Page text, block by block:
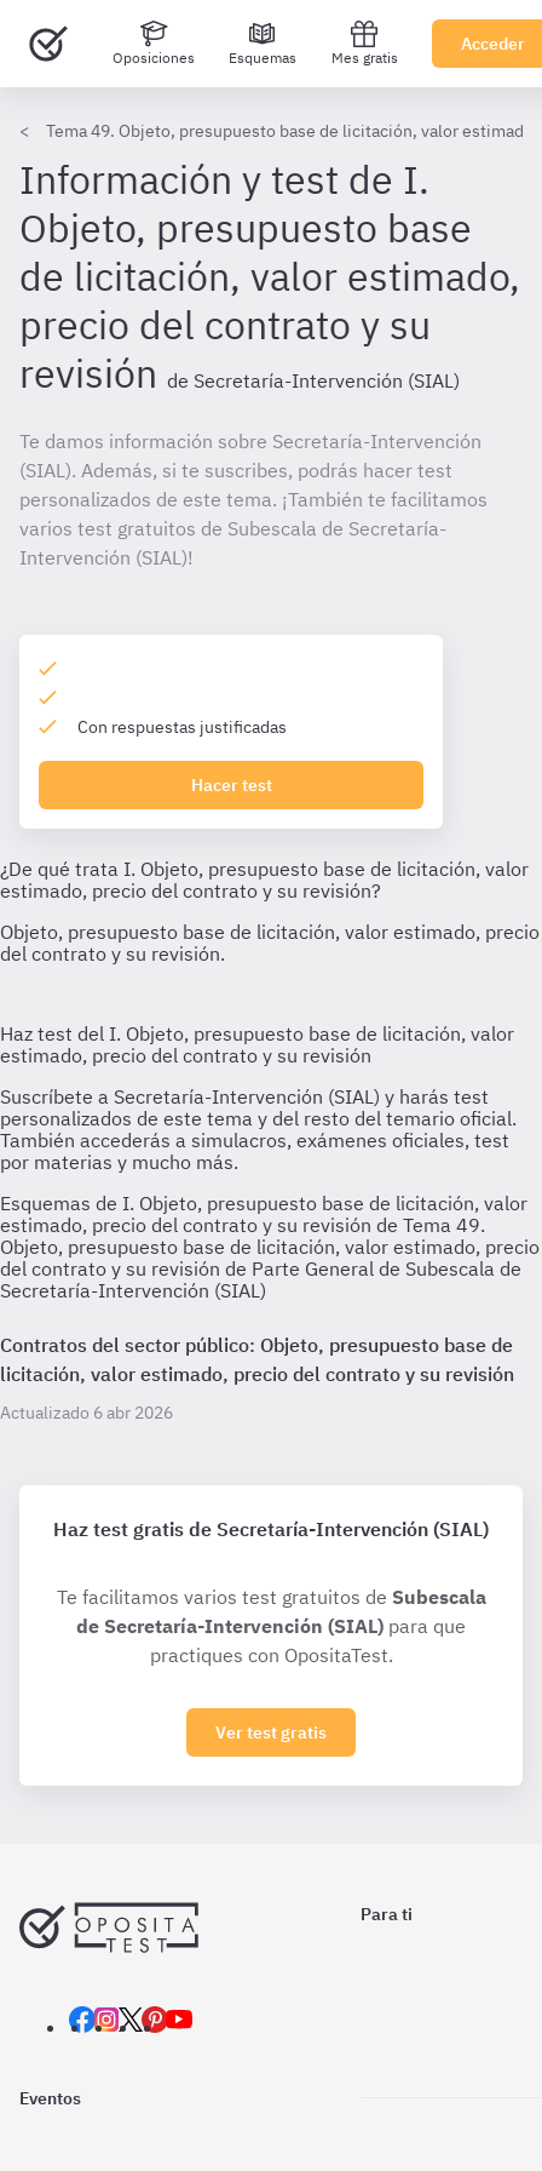
Oposiciones Esquemas Mes gratis
Acceder
Tema 49. Objeto, presupuesto base de licitación, valor
Información y test de I.
Objeto, presupuesto base
de licitación, valor estimado,
precio del contrato y su
revisión de Secretaría-Intervención (SIAL)
Te damos información sobre Secretaría-Intervención
(SIAL). Además, si te suscribes, podrás hacer test
personalizados de este tema. ¡También te facilitamos
varios test gratuitos de Subescala de Secretaría-
Intervención (SIAL)!
Con respuestas justificadas
Hacer test
Esquemas de I. Objeto, presupuesto base de licitación, valor
estimado, precio del contrato y su revisión de Tema 49.
Objeto, presupuesto base de licitación, valor estimado, precio
del contrato y su revisión de Parte General de Subescala de
Secretaría-Intervención (SIAL)
Contratos del sector público: Objeto, presupuesto base de
licitación, valor estimado, precio del contrato y su revisión
Actualizado 6 abr 2026
Haz test gratis de Secretaría-Intervención (SIAL)
Te facilitamos varios test gratuitos de Subescala
de Secretaría-Intervención (SIAL) para que
practiques con OpositaTest.
Ver test gratis
Para ti
Eventos